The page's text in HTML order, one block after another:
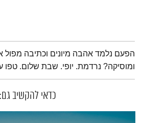
תמצית הפודקאסט
הפעם נלמד אהבה מיונים וכתיבה מפול
ומוסיקה? נרדמת. יופי. שבת שלום. טפו
כדאי להקשיב גם: